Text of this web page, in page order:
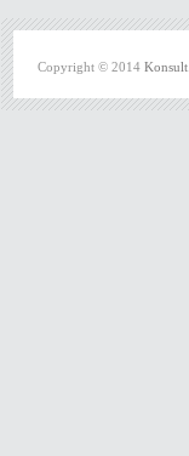
Copyright © 2014 Konsult